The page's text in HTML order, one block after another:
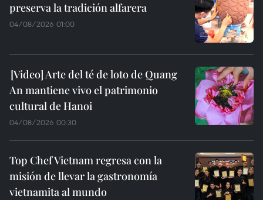
preserva la tradición alfarera
04/08/2026 01:00
Arte del té de loto de Quang
An mantiene vivo el patrimonio
cultural de Hanoi
04/08/2026 00:30
Top Chef Vietnam regresa con la
misión de llevar la gastronomía
vietnamita al mundo